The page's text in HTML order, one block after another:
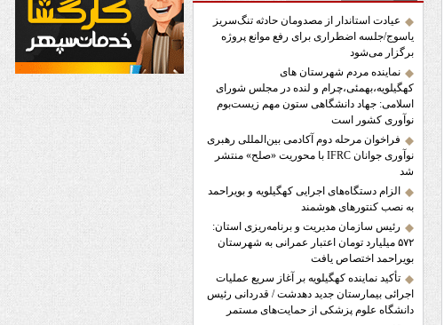
عیادت استاندار از مصدومان حادثه تنگ‌سریز
یاسوج/جلسه اضطراری برای رفع موانع پروژه
برگزار می‌شود
نماینده‌ مردم شهرستان های
کهگیلویه،بهمئی،چرام و لنده در مجلس شورای
اسلامی: جهاد دانشگاهی ستون مهم زیست‌بوم
نوآوری کشور است
فراخوان مرحله دوم آکادمی بین‌المللی رهبری
نوآوری جوانان IFRC با محوریت «صلح» منتشر
شد
الزام دستگاه‌های اجرایی کهگیلویه و بویراحمد
به نصب کنتورهای هوشمند
رئیس سازمان مدیریت و برنامه‌ریزی استان:
۵۷۲ میلیارد تومان اعتبار عمرانی به شهرستان
بویراحمد اختصاص یافت
تأکید نماینده کهگیلویه بر آغاز سریع عملیات
اجرائی بیمارستان جدید دهدشت / قدردانی رئیس
دانشگاه علوم پزشکی از حمایت‌های مستمر